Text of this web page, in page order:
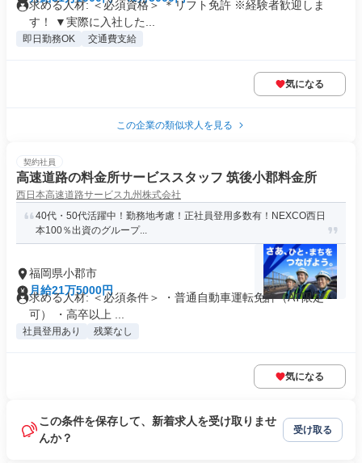
求める人材: ＜必須資格＞ ＊リフト免許 ※経験者歓迎しま
す！ ▼実際に入社した...
即日勤務OK 交通費支給
気になる
この企業の類似求人を見る
契約社員
高速道路の料金所サービススタッフ 筑後小郡料金所
西日本高速道路サービス九州株式会社
40代・50代活躍中！勤務地考慮！正社員登用多数有！NEXCO西日
本100％出資のグループ...
福岡県小郡市
月給21万5000円
求める人材: ＜必須条件＞ ・普通自動車運転免許（AT限定
可） ・高卒以上 ...
社員登用あり 残業なし
気になる
この条件を保存して、新着求人を受け取りませ
んか？
受け取る